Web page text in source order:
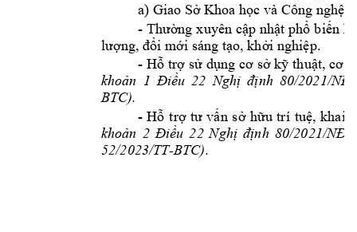
a) Giao Sở Khoa học và Công nghệ
- Thường xuyên cập nhật phổ biến
lượng, đổi mới sáng tạo, khởi nghiệp.
- Hỗ trợ sử dụng cơ sở kỹ thuật, cơ
khoản 1 Điều 22 Nghị định 80/2021/NĐ
BTC).
- Hỗ trợ tư vấn sở hữu trí tuệ, khai
khoản 2 Điều 22 Nghị định 80/2021/NĐ
52/2023/TT-BTC).